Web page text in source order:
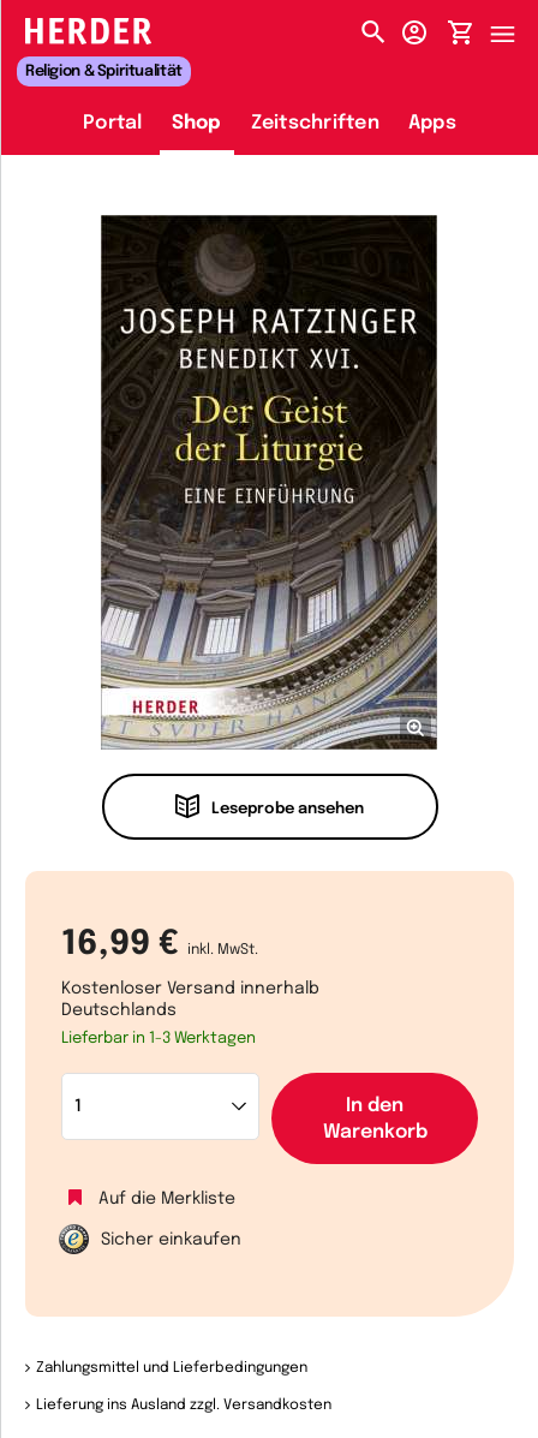
HERDER-MENÜ
Religion & Spiritualität
Portal Shop Zeitschriften Apps
Leseprobe ansehen
16,99 € inkl. MwSt.
Kostenloser Versand innerhalb
Deutschlands
Lieferbar in 1-3 Werktagen
In den
Warenkorb
Auf die Merkliste
Sicher einkaufen
Zahlungsmittel und Lieferbedingungen
Lieferung ins Ausland zzgl. Versandkosten